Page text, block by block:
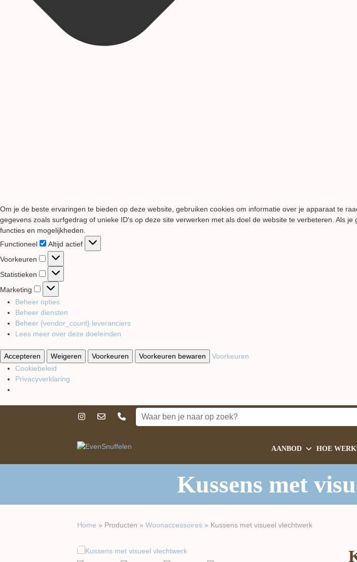
Om je de beste ervaringen te bieden op deze website, gebruiken cookies om informatie over je apparaat te
gegevens zoals surfgedrag of unieke ID's op deze site verwerken met als doel de website te verbeteren. Als
functies en mogelijkheden.
Functioneel
Functioneel
Altijd actief
Voorkeuren
Voorkeuren
Statistieken Statistieken
Marketing
Marketing
Beheer opties
Beheer diensten
Beheer {vendor_count} leveranciers
Lees meer over deze doeleinden
Accepteren Weigeren Voorkeuren Voorkeuren bewaren
Voorkeuren
Cookiebeleid
Privacyverklaring
AANBOD HOE
Kussens met
Home » Producten » Woon​accessoires » Kussens met visueel vlechtwerk